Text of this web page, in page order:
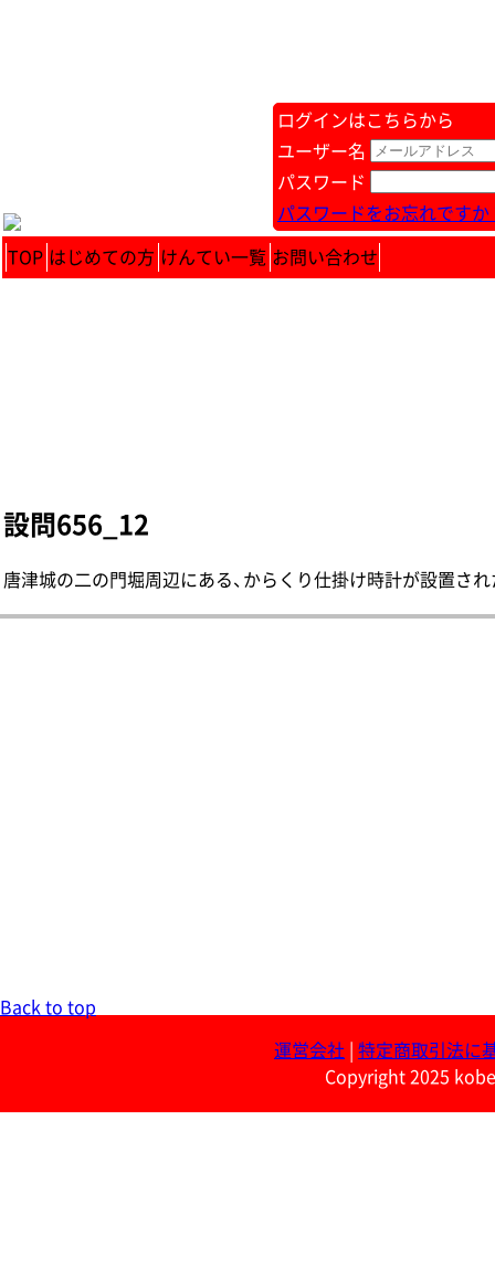
ログインはこちらから
ユーザー名
パスワード
パスワードをお忘れですか
TOP はじめての方 けんてい一覧 お問い合わせ
設問656_12
唐津城の二の門堀周辺にある、からくり仕掛け時計が設置さ
Back to top
運営会社
特定商取引法に
Copyright 2025